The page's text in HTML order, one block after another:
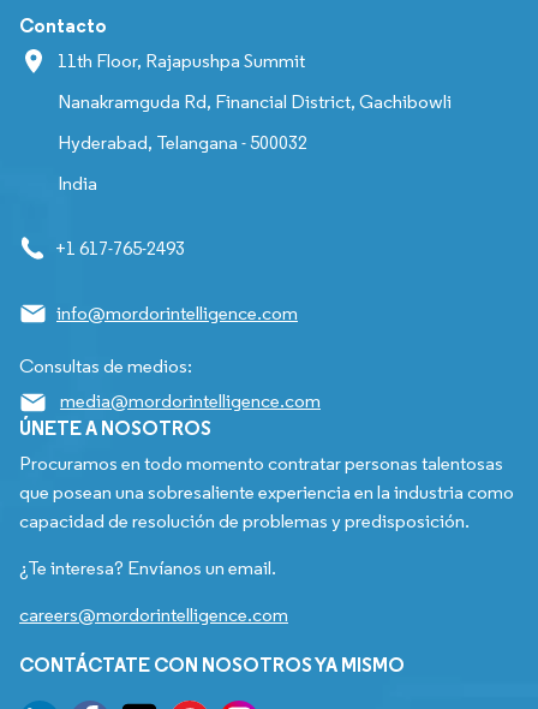
Contacto
11th Floor, Rajapushpa Summit
Nanakramguda Rd, Financial District, Gachibowli
Hyderabad, Telangana - 500032
India
+1 617-765-2493
info@mordorintelligence.com
Consultas de medios:
media@mordorintelligence.com
ÚNETE A NOSOTROS
Procuramos en todo momento contratar personas talentosas
que posean una sobresaliente experiencia en la industria como
capacidad de resolución de problemas y predisposición.
¿Te interesa? Envíanos un email.
careers@mordorintelligence.com
CONTÁCTATE CON NOSOTROS YA MISMO